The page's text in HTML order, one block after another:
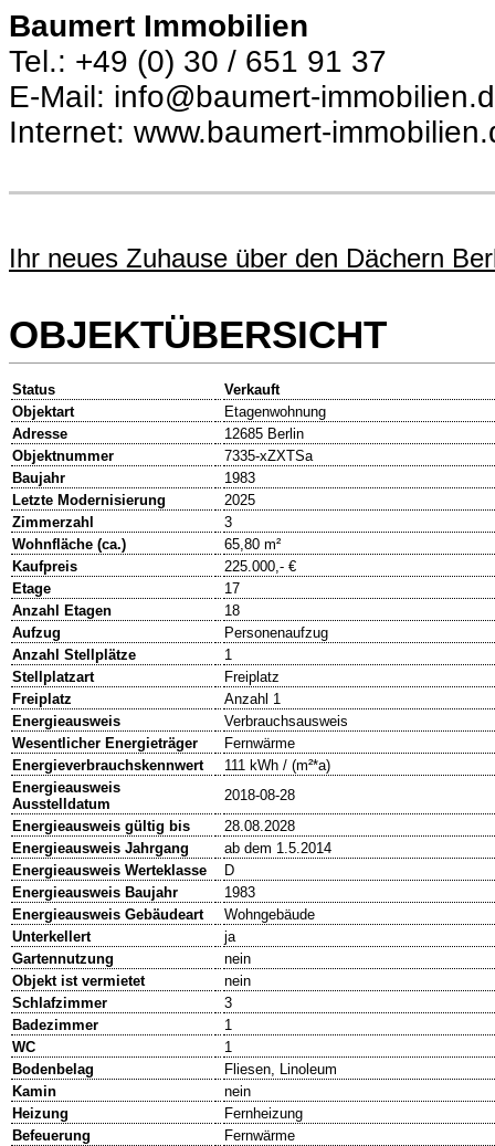
Baumert Immobilien
Tel.: +49 (0) 30 / 651 91 37
E-Mail: info@baumert-
Internet: www.baumert-
Ihr neues Zuhause über den Dächern
OBJEKTÜBERSICHT
Status
Verkauft
Objektart
Etagenwohnung
Adresse
12685 Berlin
Objektnummer
7335-xZXTSa
Baujahr
1983
Letzte Modernisierung
2025
Zimmerzahl
3
Wohnfläche (ca.)
65,80 m²
Kaufpreis
225.000,- €
Etage
17
Anzahl Etagen
18
Aufzug
Personenaufzug
Anzahl Stellplätze
1
Stellplatzart
Freiplatz
Freiplatz
Anzahl 1
Energieausweis
Verbrauchsausweis
Wesentlicher Energieträger
Fernwärme
Energieverbrauchskennwert
111 kWh / (m²*a)
Energieausweis
Ausstelldatum
2018-08-28
Energieausweis gültig bis
28.08.2028
Energieausweis Jahrgang
ab dem 1.5.2014
Energieausweis Werteklasse
D
Energieausweis Baujahr
1983
Energieausweis Gebäudeart
Wohngebäude
Unterkellert
ja
Gartennutzung
nein
Objekt ist vermietet
nein
Schlafzimmer
3
Badezimmer
1
WC
1
Bodenbelag
Fliesen, Linoleum
Kamin
nein
Heizung
Fernheizung
Befeuerung
Fernwärme